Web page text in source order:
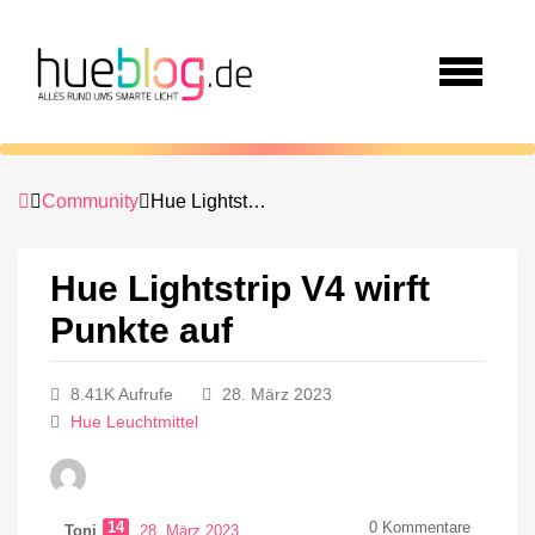
Community Hue Lightstrip V4 wirft Punkte auf
Hue Lightstrip V4 wirft
Punkte auf
8.41K Aufrufe
28. März 2023
Hue Leuchtmittel
14 0 Kommentare